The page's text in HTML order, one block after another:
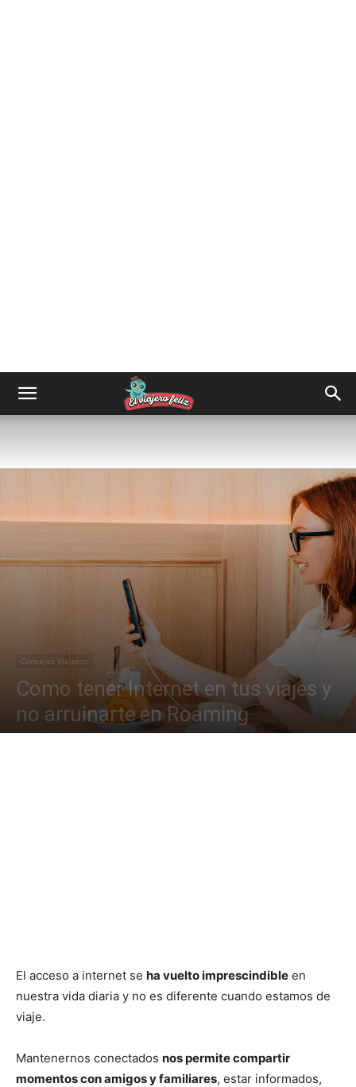
Consejos Viajeros
Como tener Internet en tus viajes y
no arruinarte en Roaming
El acceso a internet se ha vuelto imprescindible en
nuestra vida diaria y no es diferente cuando estamos de
viaje.
Mantenernos conectados nos permite compartir
momentos con amigos y familiares, estar informados,